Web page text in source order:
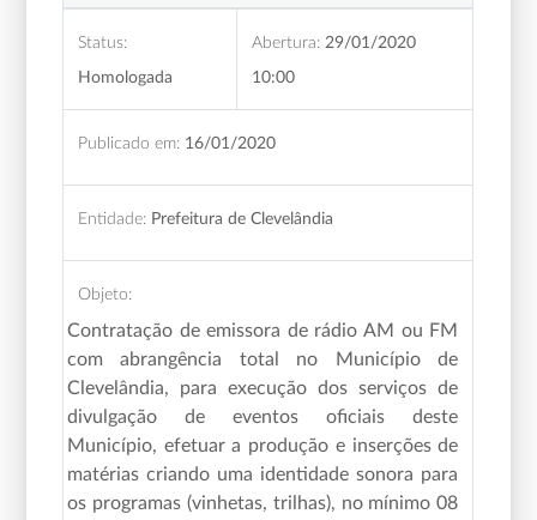
Status:
Homologada
Abertura: 29/01/2020
10:00
Publicado em: 16/01/2020
Entidade: Prefeitura de Clevelândia
Objeto:
Contratação de emissora de rádio AM ou FM
com abrangência total no Município de
Clevelândia, para execução dos serviços de
divulgação de eventos oficiais deste
Município, efetuar a produção e inserções de
matérias criando uma identidade sonora para
os programas (vinhetas, trilhas), no mínimo 08